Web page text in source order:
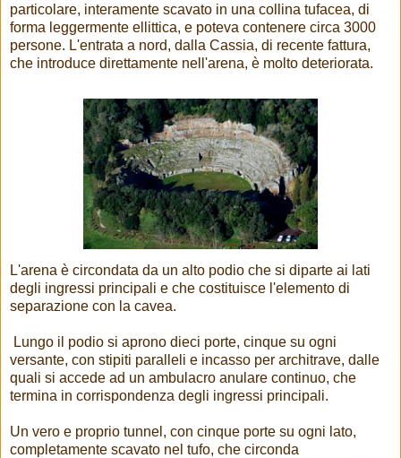
particolare, interamente scavato in una collina tufacea, di
forma leggermente ellittica, e poteva contenere circa 3000
persone. L'entrata a nord, dalla Cassia, di recente fattura,
che introduce direttamente nell'arena, è molto deteriorata.
L'arena è circondata da un alto podio che si diparte ai lati
degli ingressi principali e che costituisce l'elemento di
separazione con la cavea.
Lungo il podio si aprono dieci porte, cinque su ogni
versante, con stipiti paralleli e incasso per architrave, dalle
quali si accede ad un ambulacro anulare continuo, che
termina in corrispondenza degli ingressi principali.
Un vero e proprio tunnel, con cinque porte su ogni lato,
completamente scavato nel tufo, che circonda